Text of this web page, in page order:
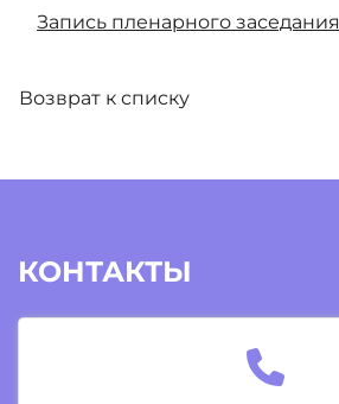
Запись пленарного заседания
Возврат к списку
КОНТАКТЫ